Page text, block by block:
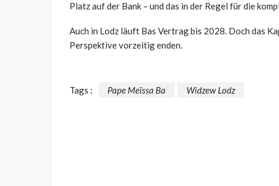
Platz auf der Bank – und das in der Regel für die
Auch in Lodz läuft Bas Vertrag bis 2028. Doch das
Perspektive vorzeitig enden.
Tags : Pape Meïssa Ba Widzew Lodz